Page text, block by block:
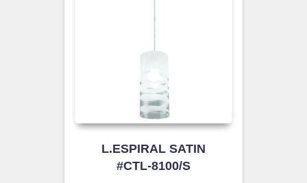
L.ESPIRAL SATIN
#CTL-8100/S